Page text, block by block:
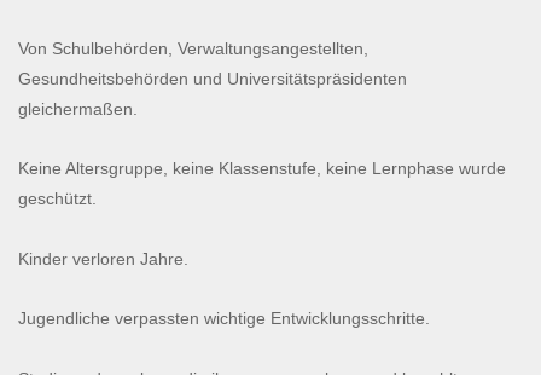
Von Schulbehörden, Verwaltungsangestellten,
Gesundheitsbehörden und Universitätspräsidenten
gleichermaßen.
Keine Altersgruppe, keine Klassenstufe, keine Lernphase wurde
geschützt.
Kinder verloren Jahre.
Jugendliche verpassten wichtige Entwicklungsschritte.